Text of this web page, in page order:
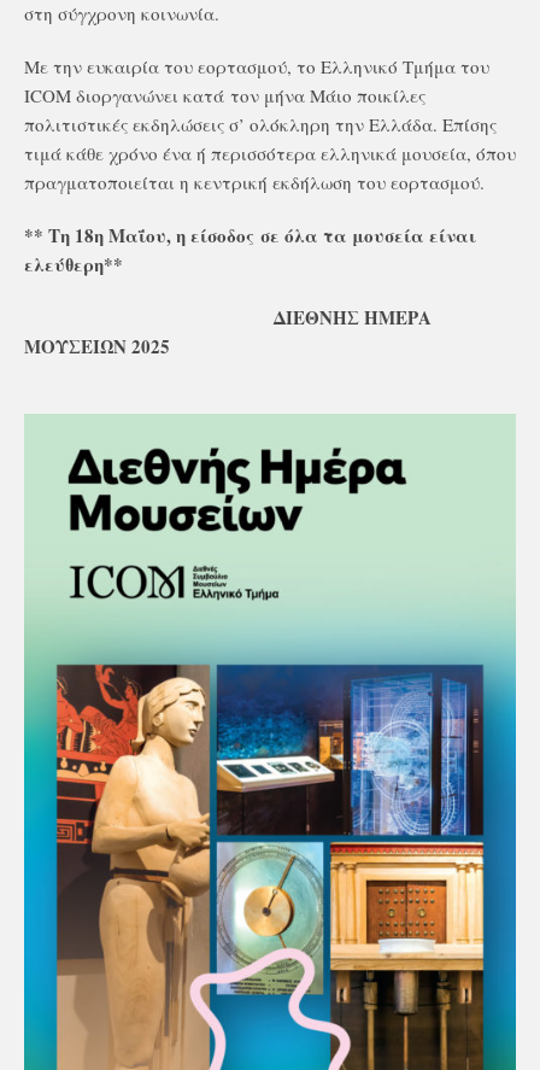
στη σύγχρονη κοινωνία.
Με την ευκαιρία του εορτασμού, το Ελληνικό Τμήμα του
ICOM διοργανώνει κατά τον μήνα Μάιο ποικίλες
πολιτιστικές εκδηλώσεις σ’ ολόκληρη την Ελλάδα. Επίσης
τιμά κάθε χρόνο ένα ή περισσότερα ελληνικά μουσεία, όπου
πραγματοποιείται η κεντρική εκδήλωση του εορτασμού.
** Τη 18η Μαΐου, η είσοδος σε όλα τα μουσεία είναι
ελεύθερη**
ΔΙΕΘΝΗΣ ΗΜΕΡΑ
ΜΟΥΣΕΙΩΝ 2025